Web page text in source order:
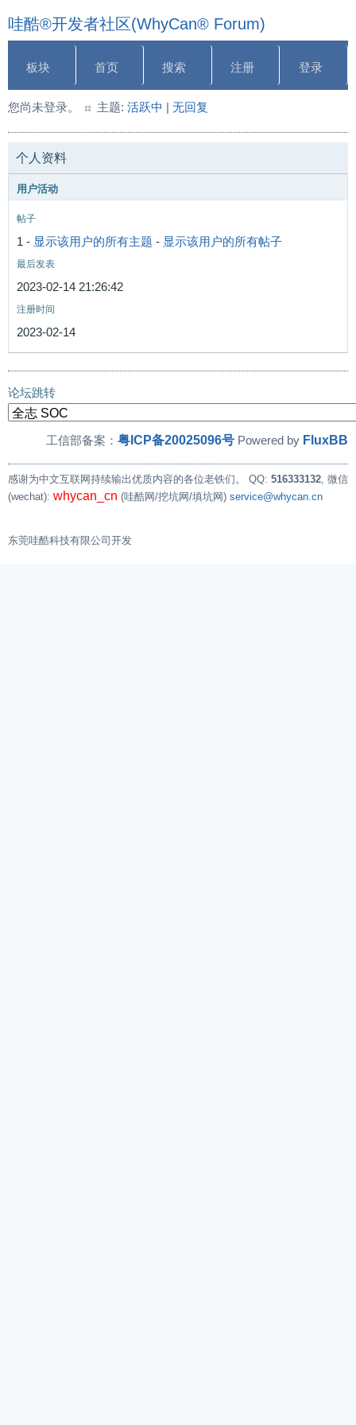
哇酷®开发者社区(WhyCan® Forum)
板块 首页 搜索 注册 登录
您尚未登录。 主题: 活跃中 | 无回复
个人资料
用户活动
帖子
1 - 显示该用户的所有主题 - 显示该用户的所有帖子
最后发表
2023-02-14 21:26:42
注册时间
2023-02-14
论坛跳转
工信部备案： 粤ICP备20025096号 Powered by FluxBB
感谢为中文互联网持续输出优质内容的各位老铁们。 QQ: 516333132, 微信
(wechat): whycan_cn (哇酷网/挖坑网/填坑网) service@whycan.cn
东莞哇酷科技有限公司开发